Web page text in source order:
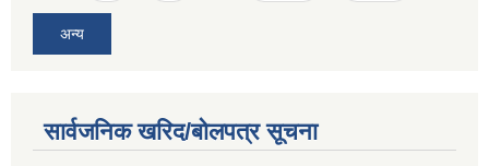
अन्य
सार्वजनिक खरिद/बोलपत्र सूचना